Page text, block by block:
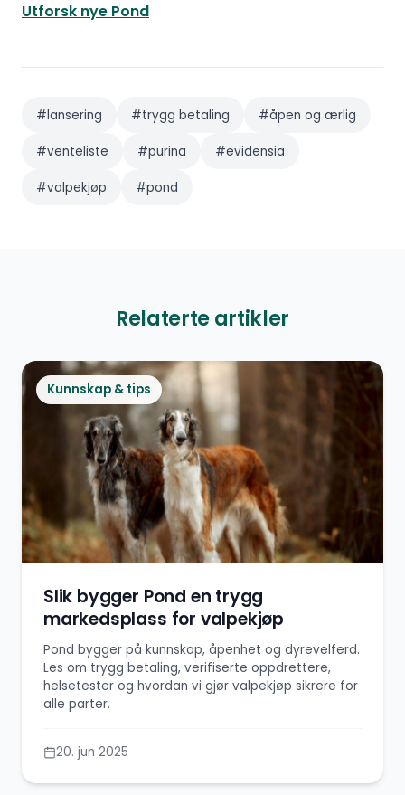
Utforsk nye Pond
#lansering #trygg betaling #åpen og ærlig
#venteliste #purina #evidensia
#valpekjøp #pond
Relaterte artikler
Kunnskap & tips
Slik bygger Pond en trygg
markedsplass for valpekjøp
Pond bygger på kunnskap, åpenhet og dyrevelferd.
Les om trygg betaling, verifiserte oppdrettere,
helsetester og hvordan vi gjør valpekjøp sikrere for
alle parter.
20. jun 2025